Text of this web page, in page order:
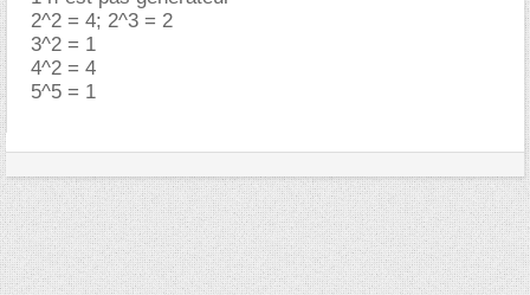
2^2 = 4; 2^3 = 2
3^2 = 1
4^2 = 4
5^5 = 1